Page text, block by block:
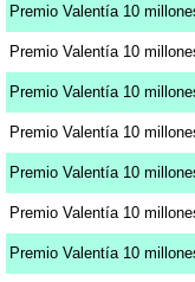
Premio Valentía 10
Premio Valentía 10
Premio Valentía 10
Premio Valentía 10
Premio Valentía 10
Premio Valentía 10
Premio Valentía 10